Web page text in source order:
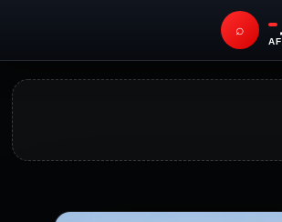
⌕